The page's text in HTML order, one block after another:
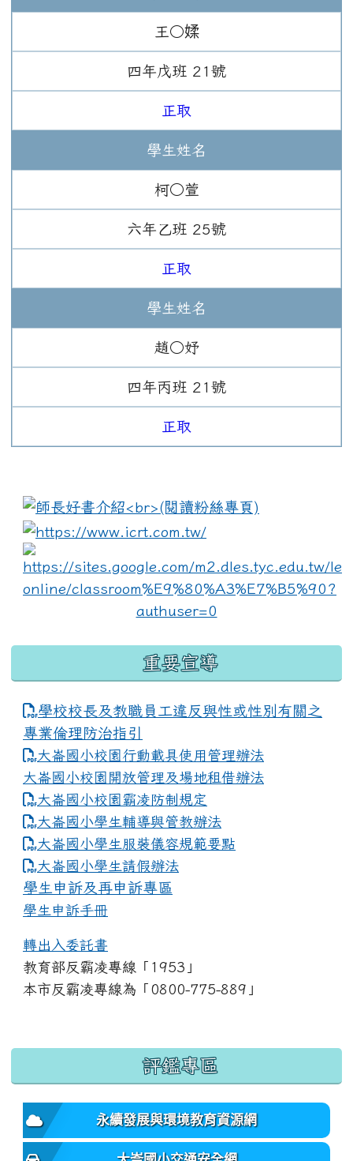
王○媃
四年 戊班 21 號
正取
學生姓名
柯○萱
六年 乙班 25號
正取
學生姓名
趙○妤
四年丙班 21 號
正取
link to https://
重要宣導
學校校長及教職員工違反與性或性別有關之
專業倫理防治指引
大崙國小校園行動載具使用管理辦法
大崙國小校園開放管理及場地租借辦法
大崙國小校園霸凌防制規定
大崙國小學生輔導與管教辦法
大崙國小學生服裝儀容規範要點
link to https://www.dles.tyc.edu.tw/uploads/
大崙國小學生請假辦法
學生申訴及再申訴專區
學生申訴手冊
轉出入委託書
教育部反霸凌專線「1953」
本市反霸凌專線為「0800-775-889」
:::
評鑑專區
永續發展與環境教育資源網